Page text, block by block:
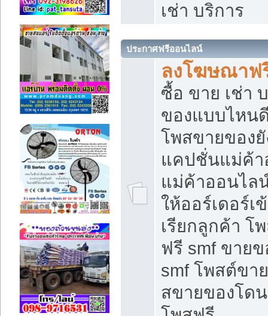
เช่า บริการ
ประกาศฟรีออนไลน์
ลงโฆษณาฟ
ซื้อ ขาย เช่า
ของแบบไหน
โพสขายของยั
แคปชั่นแม่ค้
แม่ค้าออนไล
ให้ออร์เดอร์เ
เรียกลูกค้า โ
ฟรี smf ขาย
smf โพสต์ขา
สขายของโด